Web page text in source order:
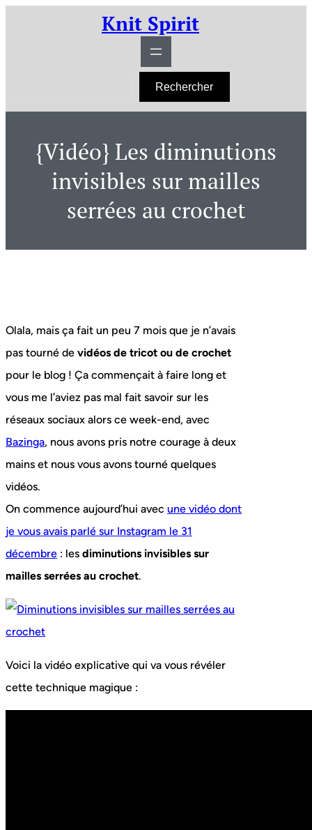
Knit Spirit
h
Rechercher
{Vidéo} Les diminutions
invisibles sur mailles
serrées au crochet
Olala, mais ça fait un peu 7 mois que je n’avais
pas tourné de vidéos de tricot ou de crochet
pour le blog ! Ça commençait à faire long et
vous me l’aviez pas mal fait savoir sur les
réseaux sociaux alors ce week-end, avec
Bazinga, nous avons pris notre courage à deux
mains et nous vous avons tourné quelques
vidéos.
On commence aujourd’hui avec une vidéo dont
je vous avais parlé sur Instagram le 31
décembre : les diminutions invisibles sur
mailles serrées au crochet.
Voici la vidéo explicative qui va vous révéler
cette technique magique :